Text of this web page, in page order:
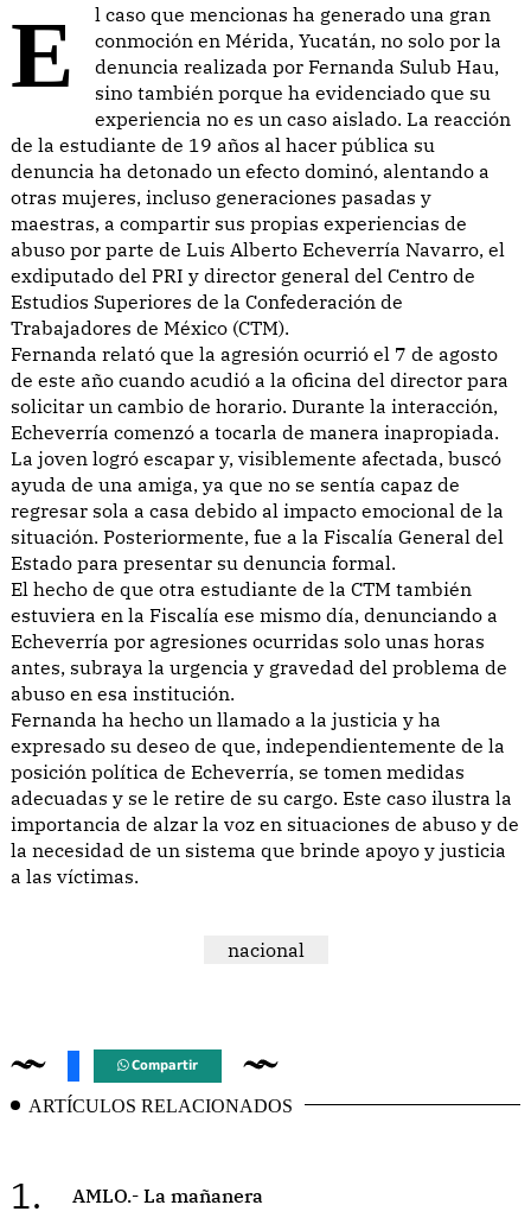
El caso que mencionas ha generado una gran
conmoción en Mérida, Yucatán, no solo por la
denuncia realizada por Fernanda Sulub Hau,
sino también porque ha evidenciado que su
experiencia no es un caso aislado. La reacción
de la estudiante de 19 años al hacer pública su
denuncia ha detonado un efecto dominó, alentando a
otras mujeres, incluso generaciones pasadas y
maestras, a compartir sus propias experiencias de
abuso por parte de Luis Alberto Echeverría Navarro, el
exdiputado del PRI y director general del Centro de
Estudios Superiores de la Confederación de
Trabajadores de México (CTM).
Fernanda relató que la agresión ocurrió el 7 de agosto
de este año cuando acudió a la oficina del director para
solicitar un cambio de horario. Durante la interacción,
Echeverría comenzó a tocarla de manera inapropiada.
La joven logró escapar y, visiblemente afectada, buscó
ayuda de una amiga, ya que no se sentía capaz de
regresar sola a casa debido al impacto emocional de la
situación. Posteriormente, fue a la Fiscalía General del
Estado para presentar su denuncia formal.
El hecho de que otra estudiante de la CTM también
estuviera en la Fiscalía ese mismo día, denunciando a
Echeverría por agresiones ocurridas solo unas horas
antes, subraya la urgencia y gravedad del problema de
abuso en esa institución.
Fernanda ha hecho un llamado a la justicia y ha
expresado su deseo de que, independientemente de la
posición política de Echeverría, se tomen medidas
adecuadas y se le retire de su cargo. Este caso ilustra la
importancia de alzar la voz en situaciones de abuso y de
la necesidad de un sistema que brinde apoyo y justicia
a las víctimas.
nacional
Compartir
ARTÍCULOS RELACIONADOS
1. AMLO.- La mañanera